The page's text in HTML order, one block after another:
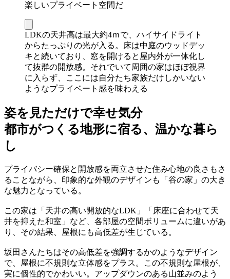
楽しいプライベート空間だ
LDKの天井高は最大約4ｍで、ハイサイドライト
からたっぷりの光が入る。床は中庭のウッドデッ
キと続いており、窓を開けると屋内外が一体化し
て抜群の開放感。それでいて周囲の家はほぼ視界
に入らず、ここには自分たち家族だけしかいない
ようなプライベート感を味わえる
姿を見ただけで幸せ気分
都市がつくる地形に宿る、温かな暮ら
し
プライバシー確保と開放感を両立させた住み心地の良さもさ
ることながら、印象的な外観のデザインも「谷の家」の大き
な魅力となっている。
この家は「天井の高い開放的なLDK」「床座に合わせて天
井を抑えた和室」など、各部屋の空間ボリュームに違いがあ
り、その結果、屋根にも高低差が生じている。
坂田さんたちはその高低差を強調するかのようなデザイン
で、屋根に不規則な立体感をプラス。この不規則な屋根が、
実に個性的でかわいい。アップダウンのある山並みのよう